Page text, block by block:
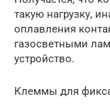
такую нагрузку,
оплавления
газосветными
устройство.
Клеммы для